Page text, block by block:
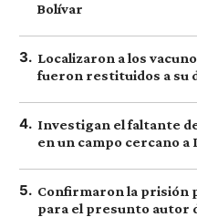
Bolívar
3. Localizaron a los
fueron restituidos a su
4. Investigan el faltante
en un campo cercano a
5. Confirmaron la prisión
para el presunto autor